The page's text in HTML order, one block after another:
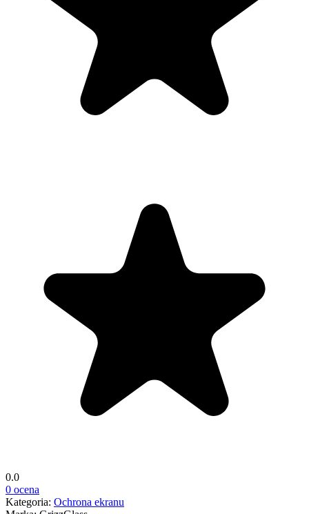
0.0
0 ocena
Kategoria: Ochrona ekranu